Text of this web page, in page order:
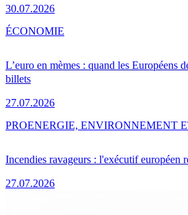
30.07.2026
L’euro en mèmes : quand les Européens
billets
27.07.2026
ÉCONOMIE
Incendies ravageurs : l'exécutif européen
27.07.2026
PROENERGIE, ENVIRONNEMENT